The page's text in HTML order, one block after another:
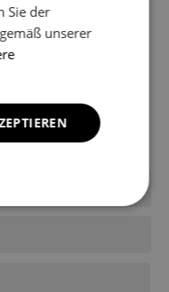
Sie uns, um
für Ihr Modell zu
Sie der
unserer